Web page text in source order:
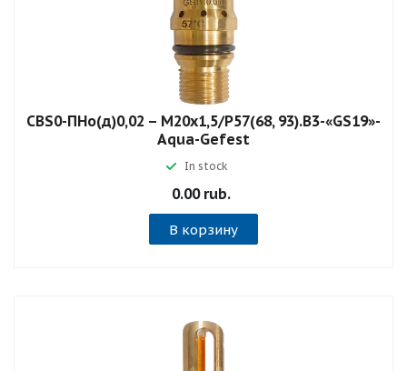
СВS0-ПНо(д)0,02 – М20х1,5/Р57(68, 93).В3-«GS19»-
Aqua-Gefest
In stock
0.00 rub.
В корзину